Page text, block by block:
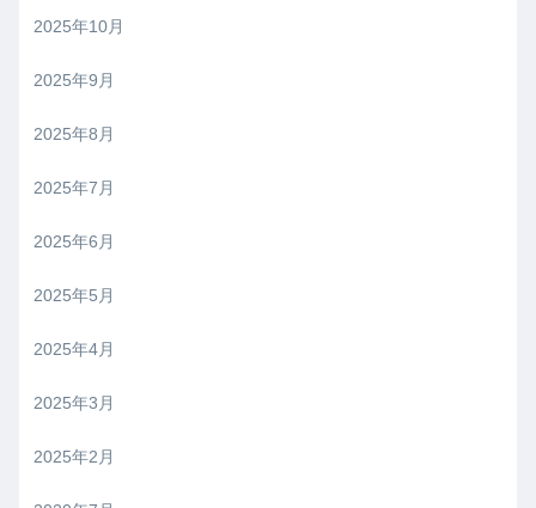
2025年10月
2025年9月
2025年8月
2025年7月
2025年6月
2025年5月
2025年4月
2025年3月
2025年2月